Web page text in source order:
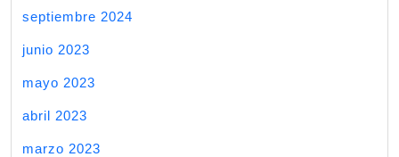
septiembre 2024
junio 2023
mayo 2023
abril 2023
marzo 2023